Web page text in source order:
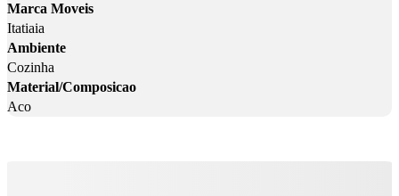
Marca Moveis
Itatiaia
Ambiente
Cozinha
Material/Composicao
Aco